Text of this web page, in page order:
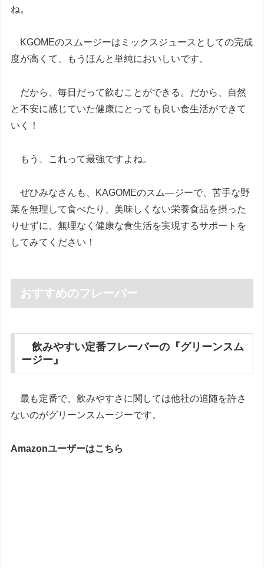
ね。
KGOMEのスムージーはミックスジュースとしての完成
度が高くて、もうほんと単純においしいです。
だから、毎日だって飲むことができる。だから、自然
と不安に感じていた健康にとっても良い食生活ができて
いく！
もう、これって最強ですよね。
ぜひみなさんも、KAGOMEのスム―ジーで、苦手な野
菜を無理して食べたり、美味しくない栄養食品を摂った
りせずに、無理なく健康な食生活を実現するサポートを
してみてください！
おすすめのフレーバー
飲みやすい定番フレーバーの『グリーンスム
ージー』
最も定番で、飲みやすさに関しては他社の追随を許さ
ないのがグリーンスムージーです。
Amazonユーザーはこちら